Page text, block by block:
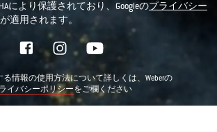
により保護されており、Googleのプライバシー
が適用されます。
情報の使用方法について詳しくは、Weberの
イバシーポリシーをご欄ください